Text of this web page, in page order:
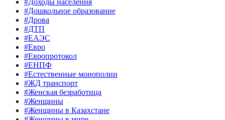
#Доходы населения
#Дошкольное образование
#Дрова
#ДТП
#ЕАЭС
#Евро
#Европротокол
#ЕНПФ
#Естественные монополии
#ЖД транспорт
#Женская безработица
#Женщины
#Женщины в Казахстане